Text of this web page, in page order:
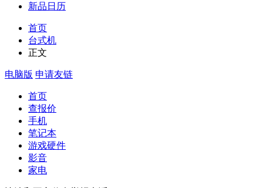
新品日历
首页
台式机
正文
电脑版 申请友链
首页
查报价
手机
笔记本
游戏硬件
影音
家电